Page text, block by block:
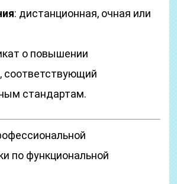
: дистанционная, очная или
о повышении
соответствующий
стандартам.
по функциональной